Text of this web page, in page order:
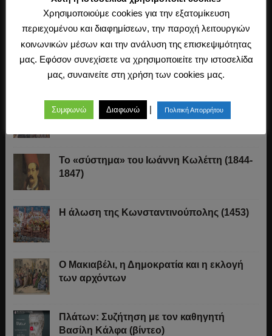
«Άχθος αρούρης»
Καβάφης, ο ποιητής της Ιστορίας
Τα δάνεια του Αγώνα της Ανεξαρτησίας
Το «σύστημα» του Ιωάννη Κωλέττη (1844-
1847)
Η άλωση της Κωνσταντινούπολης (1453)
Ο Μακιαβέλι, η Δημοκρατία και η εκλογή
των αρχόντων
Πλάτων: Συζήτηση με τον καθηγητή
Βασίλη Κάλφα (βίντεο)
Χρησιμοποιούμε cookies για την εξατομίκευση
περιεχομένου και διαφημίσεων, την παροχή λειτουργιών
κοινωνικών μέσων και την ανάλυση της επισκεψιμότητας
μας. Εφόσον συνεχίσετε να χρησιμοποιείτε την ιστοσελίδα
μας, συναινείτε στη χρήση των cookies μας.
Συμφωνώ Διαφωνώ | Πολιτική Απορρήτου